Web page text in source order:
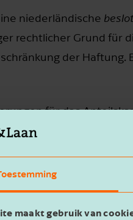
maakt gebruik van
niederländische
rechtlicher Grund für
der Haftung.
für das
mit einem
das
Geschäftsführers